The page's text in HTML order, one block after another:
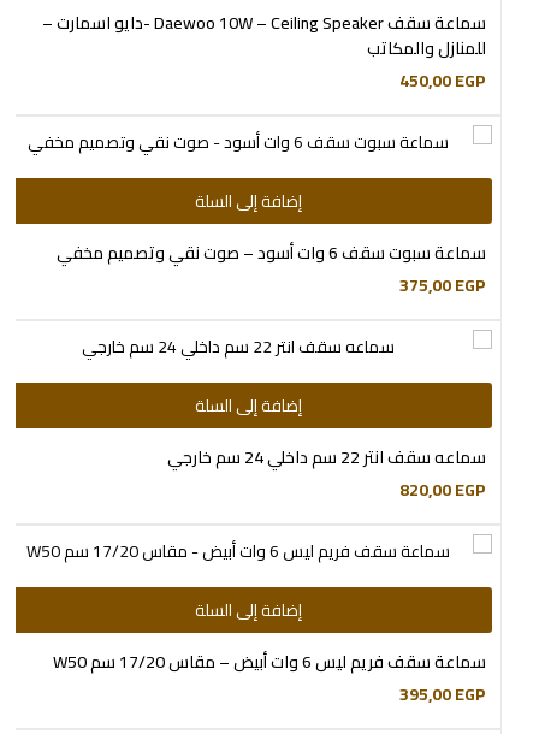
سماعة سقف Daewoo 10W – Ceiling Speaker -دايو اسمارت –
للمنازل والمكاتب
450,00EGP
إضافة إلى السلة
سماعة سبوت سقف 6 وات أسود – صوت نقي وتصميم مخفي
375,00EGP
إضافة إلى السلة
سماعه سقف انتر 22 سم داخلي 24 سم خارجي
820,00EGP
إضافة إلى السلة
سماعة سقف فريم ليس 6 وات أبيض – مقاس 17/20 سم W50
395,00EGP